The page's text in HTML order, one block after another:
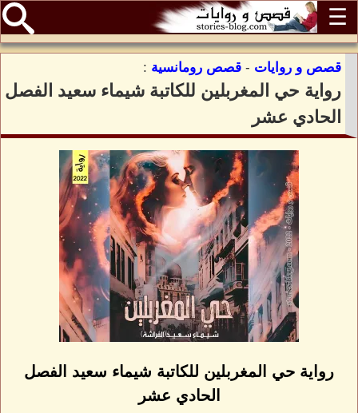
☰
قصص و روايات - قصص رومانسية :
رواية حي المغربلين للكاتبة شيماء سعيد الفصل
الحادي عشر
رواية حي المغربلين للكاتبة شيماء سعيد الفصل
الحادي عشر